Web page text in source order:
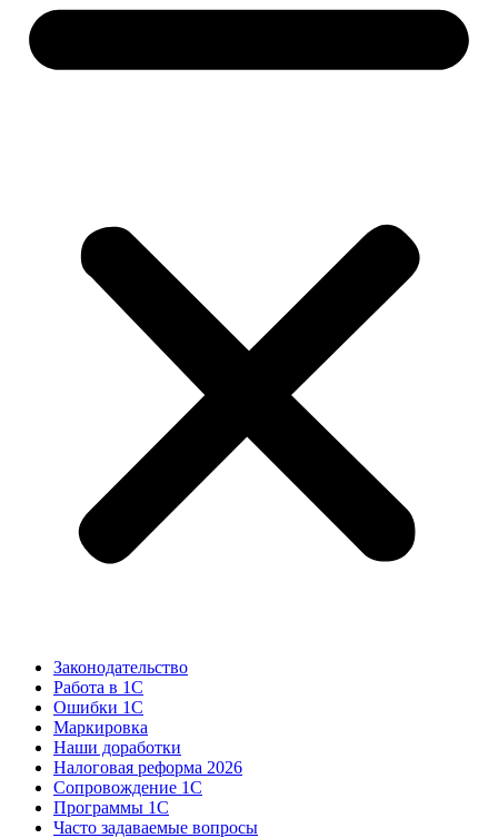
Законодательство
Работа в 1С
Ошибки 1С
Маркировка
Наши доработки
Налоговая реформа 2026
Сопровождение 1С
Программы 1С
Часто задаваемые вопросы